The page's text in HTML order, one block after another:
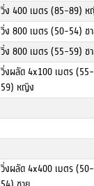
วิ่ง 400 เมตร (85-89) ห
วิ่ง 800 เมตร (50-54) ช
วิ่ง 800 เมตร (55-59) ช
วิ่งผลัด 4x100 เมตร (55-
59) หญิง
วิ่งผลัด 4x400 เมตร (50-